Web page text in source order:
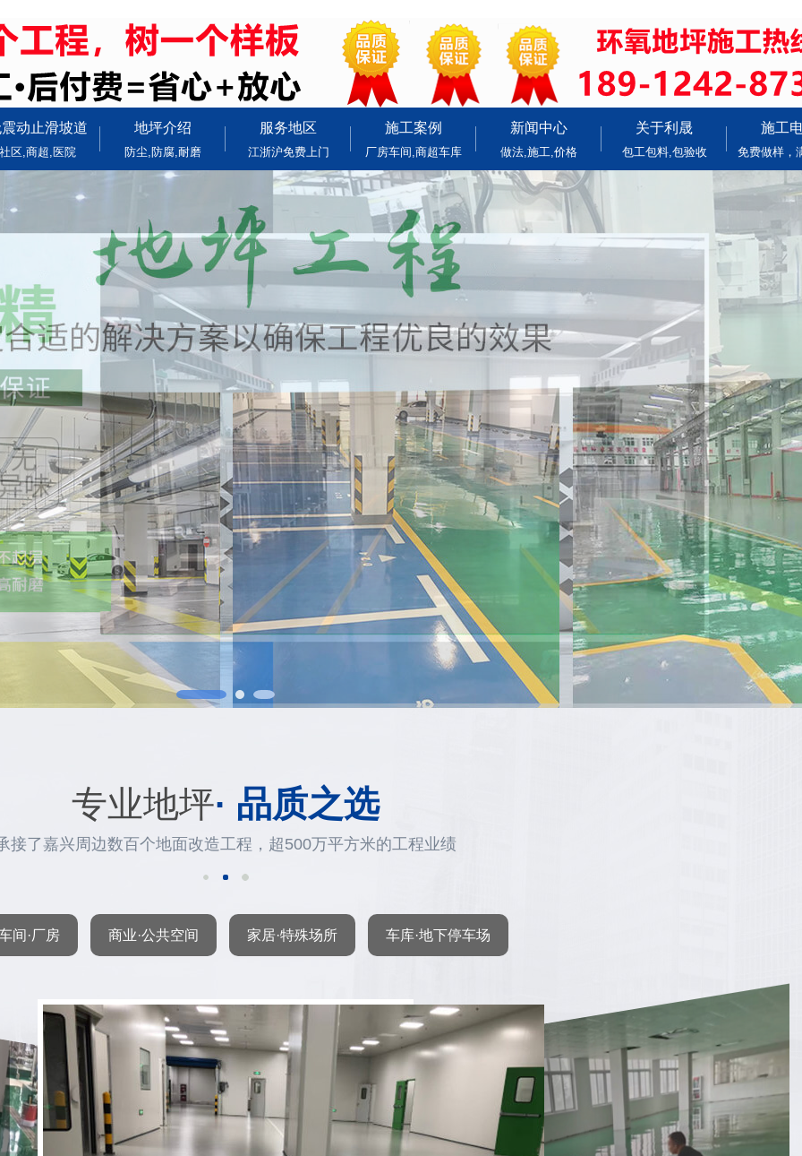
动止滑坡道
社区,商超,医院
地坪介绍
防尘,防腐,耐磨
服务地区
江浙沪免费上门
施工案例
厂房车间,商超车库
新闻中心
做法,施工,价格
关于利晟
包工包料,包验收
施工
免费做样，
专业地坪· 品质之选
接了嘉兴周边数百个地面改造工程，超500万平方米的工程业绩
间·厂房 商业·公共空间 家居·特殊场所 车库·地下停车场